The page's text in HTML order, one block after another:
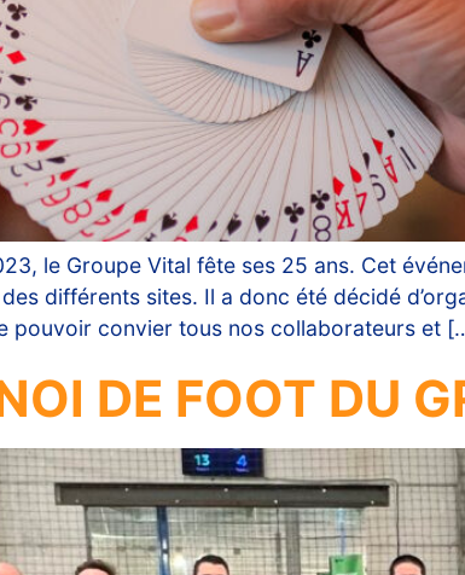
le Groupe Vital fête ses 25 ans. Cet
différents sites. Il a donc été décidé
pouvoir convier tous nos collaborateurs et
DE FOOT DU